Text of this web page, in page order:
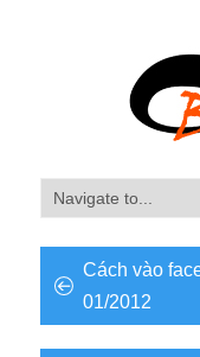
Cách vào
01/2012